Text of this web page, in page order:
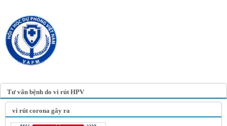
Tư vấn bệnh do vi rút HPV
vi rút corona gây ra